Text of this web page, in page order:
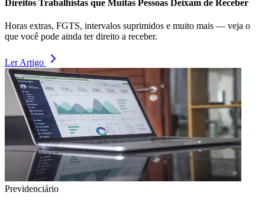
Direitos Trabalhistas que Muitas Pessoas Deixam de Receber
Horas extras, FGTS, intervalos suprimidos e muito mais — veja o
que você pode ainda ter direito a receber.
Ler Artigo
Previdenciário